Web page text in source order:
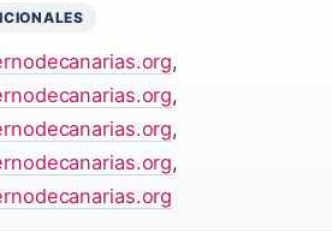
,
,
,
,